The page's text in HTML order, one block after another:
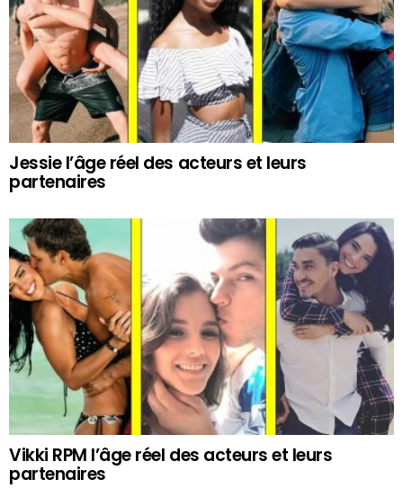
Jessie l’âge réel des acteurs et leurs
partenaires
Vikki RPM l’âge réel des acteurs et leurs
partenaires